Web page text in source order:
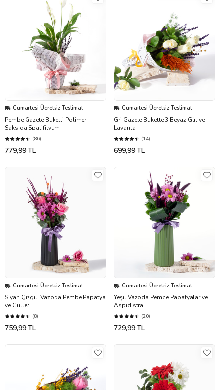
Cumartesi Ücretsiz Teslimat
Pembe Gazete Buketli Polimer
Saksıda Spatifilyum
(86)
779,99 TL
Cumartesi Ücretsiz Teslimat
Gri Gazete Bukette 3 Beyaz Gül ve
Lavanta
(14)
699,99 TL
Cumartesi Ücretsiz Teslimat
Siyah Çizgili Vazoda Pembe Papatya
ve Güller
(8)
759,99 TL
Cumartesi Ücretsiz Teslimat
Yeşil Vazoda Pembe Papatyalar ve
Aspidistra
(20)
729,99 TL